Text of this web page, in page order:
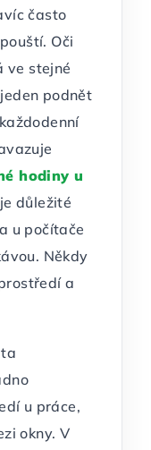
často
Oči
ve stejné
podnět
hodiny u
důležité
u počítače
Někdy
a
u práce,
okny. V